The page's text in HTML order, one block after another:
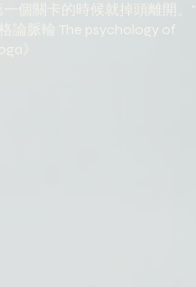
一個關卡的時候就掉頭離開。"
論脈輪 The psychology of
》